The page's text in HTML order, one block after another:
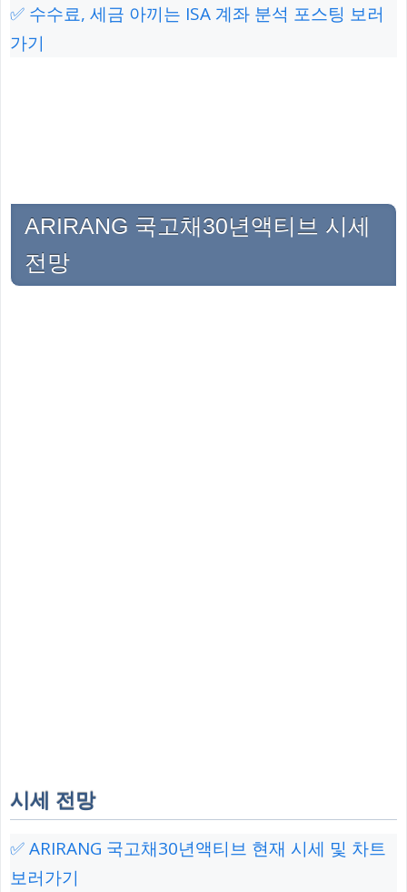
✅ 수수료, 세금 아끼는 ISA 계좌 분석 포스팅 보러
가기
ARIRANG 국고채30년액티브 시세
전망
시세 전망
✅ ARIRANG 국고채30년액티브 현재 시세 및 차트
보러가기